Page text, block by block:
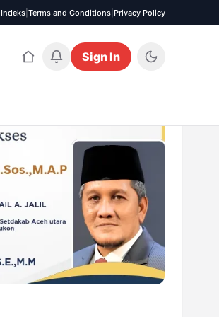
Indeks Terms and Conditions Privacy Policy
Sign In